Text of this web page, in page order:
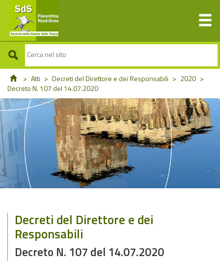
> Atti > Decreti del Direttore e dei Responsabili > 2020 >
Decreto N. 107 del 14.07.2020
Decreti del Direttore e dei
Responsabili
Decreto N. 107 del 14.07.2020